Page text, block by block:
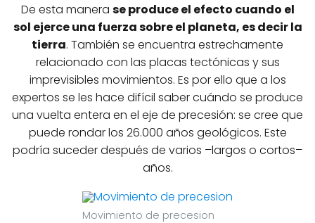
De esta manera se produce el efecto cuando el
sol ejerce una fuerza sobre el planeta, es decir la
tierra. También se encuentra estrechamente
relacionado con las placas tectónicas y sus
imprevisibles movimientos. Es por ello que a los
expertos se les hace difícil saber cuándo se produce
una vuelta entera en el eje de precesión: se cree que
puede rondar los 26.000 años geológicos. Este
podría suceder después de varios –largos o cortos–
años.
Movimiento de precesion